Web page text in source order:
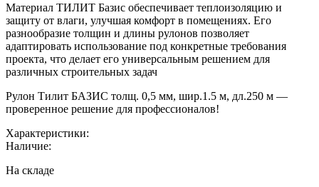
Материал ТИЛИТ Базис обеспечивает теплоизоляцию и
защиту от влаги, улучшая комфорт в помещениях. Его
разнообразие толщин и длины рулонов позволяет
адаптировать использование под конкретные требования
проекта, что делает его универсальным решением для
различных строительных задач
Рулон Тилит БАЗИС толщ. 0,5 мм, шир.1.5 м, дл.250 м —
проверенное решение для профессионалов!
Характеристики:
Наличие:
На складе